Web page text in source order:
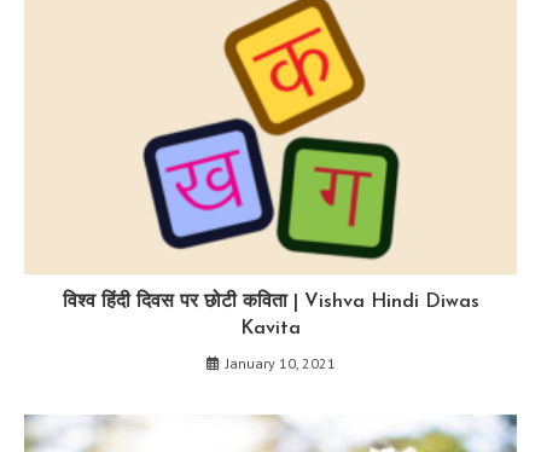
विश्व हिंदी दिवस पर छोटी कविता | Vishva Hindi Diwas
Kavita
January 10, 2021